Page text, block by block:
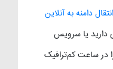
دامنه به آنلاین
دارید یا سرویس
در ساعت کم‌ترافیک